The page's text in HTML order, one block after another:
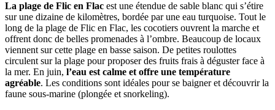
La plage de Flic en Flac est une étendue de sable blanc qui s’étire
sur une dizaine de kilomètres, bordée par une eau turquoise. Tout le
long de la plage de Flic en Flac, les cocotiers ouvrent la marche et
offrent donc de belles promenades à l’ombre. Beaucoup de locaux
viennent sur cette plage en basse saison. De petites roulottes
circulent sur la plage pour proposer des fruits frais à déguster face à
la mer. En juin, l’eau est calme et offre une température
agréable. Les conditions sont idéales pour se baigner et découvrir la
faune sous-marine (plongée et snorkeling).